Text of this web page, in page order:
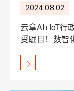
2024.08.02
云拿AI+IoT行
受瞩目！数智